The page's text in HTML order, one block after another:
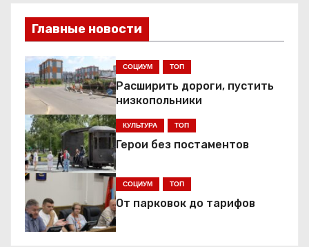
г
а
ц
и
я
п
о
Главные новости
СОЦИУМ ТОП
Расширить дороги, пустить
низкопольники
КУЛЬТУРА ТОП
Герои без постаментов
СОЦИУМ ТОП
От парковок до тарифов